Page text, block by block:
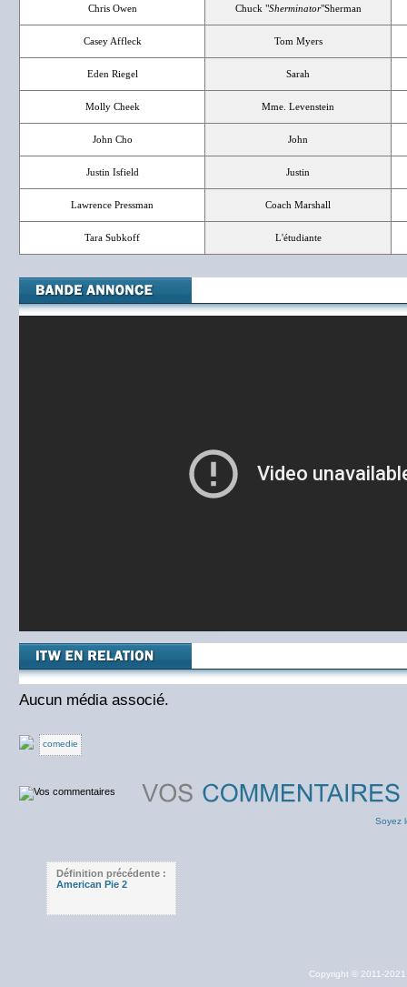
Chris Owen Chuck "Sherminator"Sherman
Casey Affleck Tom Myers
Eden Riegel Sarah
Molly Cheek Mme. Levenstein
John Cho John
Justin Isfield Justin
Lawrence Pressman Coach Marshall
Tara Subkoff L'étudiante
Aucun média associé.
comedie
Soyez
Définition précédente :
American Pie 2
Copyright © 2011-